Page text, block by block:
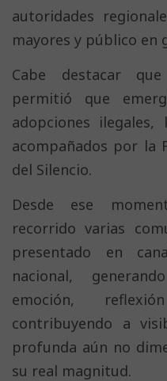
autoridades
mayores y público en
Cabe destacar
permitió que
adopciones
acompañados por la
del Silencio.
Desde ese
recorrido varias
presentado en
nacional,
emoción,
contribuyendo a
profunda aún no
su real magnitud.